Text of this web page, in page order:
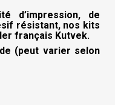
d’impression, de
résistant, nos kits
français Kutvek.
(peut varier selon